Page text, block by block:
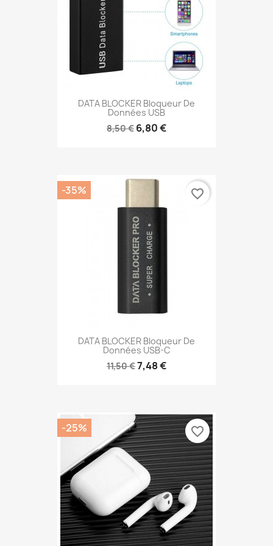
DATA BLOCKER Bloqueur De
Données USB
8,50 € 6,80 €
DATA BLOCKER Bloqueur De
Données USB-C
11,50 €7,48 €
-35% favorite_border
-25% favorite_border